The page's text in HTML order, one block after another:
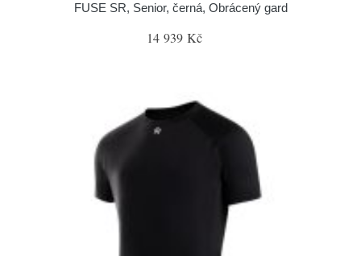
FUSE SR, Senior, černá, Obrácený gard
14 939 Kč